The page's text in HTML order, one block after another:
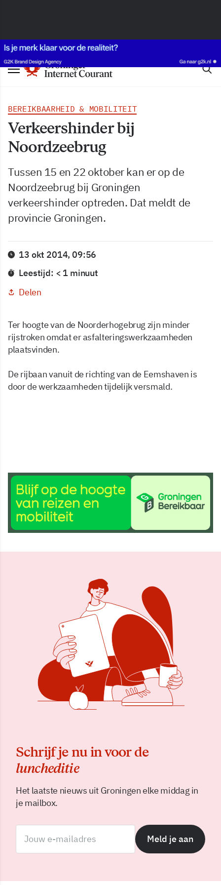
BEREIKBAARHEID & MOBILITEIT
Verkeershinder bij
Noordzeebrug
Tussen 15 en 22 oktober kan er op de
Noordzeebrug bij Groningen
verkeershinder optreden. Dat meldt de
provincie Groningen.
13 okt 2014, 09:56
Leestijd: < 1 minuut
Delen
Ter hoogte van de Noorderhogebrug zijn minder
rijstroken omdat er asfalteringswerkzaamheden
plaatsvinden.
De rijbaan vanuit de richting van de Eemshaven is
door de werkzaamheden tijdelijk versmald.
13 okt 2014, 09:56
Delen
Schrijf je nu in voor de
luncheditie
Het laatste nieuws uit Groningen elke middag in
je mailbox.
Meld je aan